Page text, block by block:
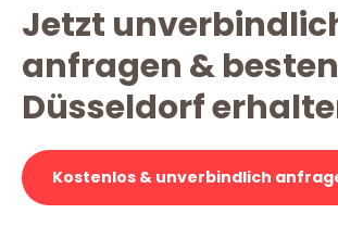
Jetzt
anfragen &
Düsseldorf
Kostenlos & unverbindlich